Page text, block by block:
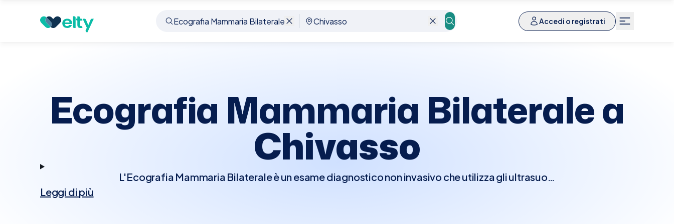
Accedi o registrati
Prenota visita Ecografia Mammaria Bilaterale Chivasso
Ecografia Mammaria Bilaterale a
Chivasso
L'Ecografia Mammaria Bilaterale è un esame diagnostico non invasivo che utilizza gli ultrasuoni
Leggi di più